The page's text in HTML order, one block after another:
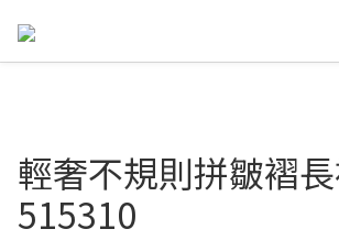
輕奢不規則拼皺褶
515310